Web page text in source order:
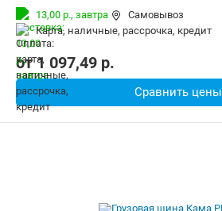
Индекс скорости:
13,00 р., завтра
Самовывоз
карта, наличные, рассрочка, кредит
от1 097,49 p.
Сравнить цены